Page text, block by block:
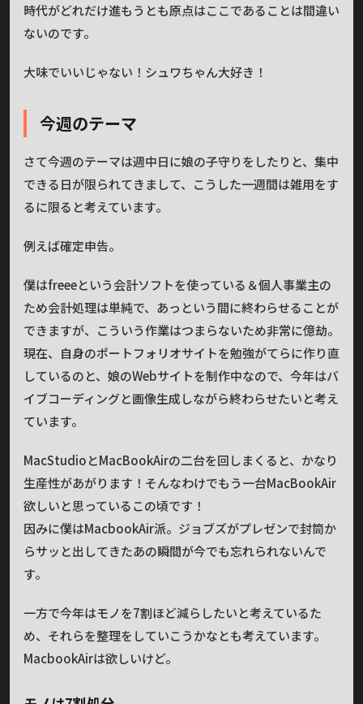
時代がどれだけ進もうとも原点はここであることは間違い
ないのです。
大味でいいじゃない！シュワちゃん大好き！
今週のテーマ
さて今週のテーマは週中日に娘の子守りをしたりと、集中
できる日が限られてきまして、こうした一週間は雑用をす
るに限ると考えています。
例えば確定申告。
僕はfreeeという会計ソフトを使っている＆個人事業主の
ため会計処理は単純で、あっという間に終わらせることが
できますが、こういう作業はつまらないため非常に億劫。
現在、自身のポートフォリオサイトを勉強がてらに作り直
しているのと、娘のWebサイトを制作中なので、今年はバ
イブコーディングと画像生成しながら終わらせたいと考え
ています。
MacStudioとMacBookAirの二台を回しまくると、かなり
生産性があがります！そんなわけでもう一台MacBookAir
欲しいと思っているこの頃です！
因みに僕はMacbookAir派。ジョブズがプレゼンで封筒か
らサッと出してきたあの瞬間が今でも忘れられないんで
す。
一方で今年はモノを7割ほど減らしたいと考えているた
め、それらを整理をしていこうかなとも考えています。
MacbookAirは欲しいけど。